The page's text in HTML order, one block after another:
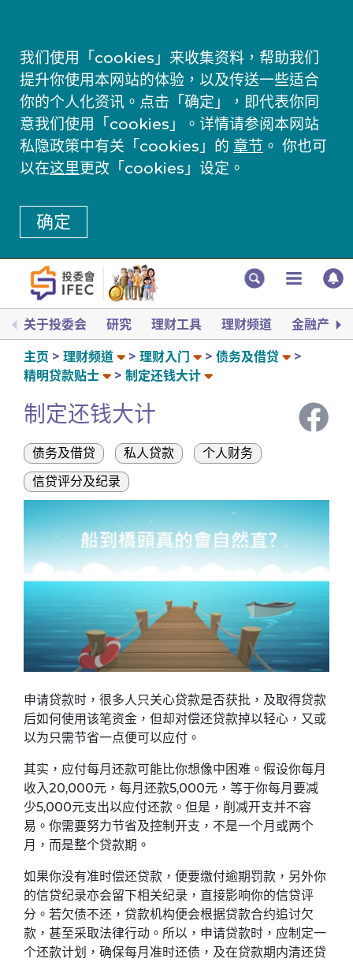
我们使用「cookies」来收集资料，帮助我们
提升你使用本网站的体验，以及传送一些适合
你的个人化资讯。点击「确定」，即代表你同
意我们使用「cookies」。详情请参阅本网站
私隐政策中有关「cookies」的 章节 。 你也可
以在这里更改「cookies」设定。
确定
关于投委会 研究 理财工具 理财频道 金融产品
主页 理财频道 理财入门
债务及借贷
精明贷款贴士
制定还钱大计
制定还钱大计
债务及借贷 私人贷款
个人财务
信贷评分及纪录
申请贷款时，很多人只关心贷款是否获批，及取得贷款
后如何使用该笔资金，但却对偿还贷款掉以轻心，又或
以为只需节省一点便可以应付。
其实，应付每月还款可能比你想像中困难。假设你每月
收入20,000元，每月还款5,000元，等于你每月要减
少5,000元支出以应付还款。但是，削减开支并不容
易。你需要努力节省及控制开支，不是一个月或两个
月，而是整个贷款期。
如果你没有准时偿还贷款，便要缴付逾期罚款，另外你
的信贷纪录亦会留下相关纪录，直接影响你的信贷评
分。若欠债不还，贷款机构便会根据贷款合约追讨欠
款，甚至采取法律行动。所以，申请贷款时，应制定一
个还款计划，确保每月准时还债，及在贷款期内清还贷